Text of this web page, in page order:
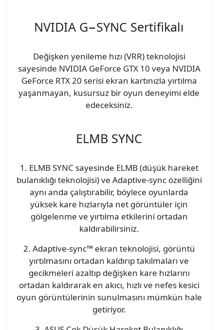
NVIDIA G−SYNC Sertifikalı
Değişken yenileme hızı (VRR) teknolojisi
sayesinde NVIDIA GeForce GTX 10 veya NVIDIA
GeForce RTX 20 serisi ekran kartınızla yırtılma
yaşanmayan, kusursuz bir oyun deneyimi elde
edeceksiniz.
ELMB SYNC
1. ELMB SYNC sayesinde ELMB (düşük hareket
bulanıklığı teknolojisi) ve Adaptive-sync özelliğini
aynı anda çalıştırabilir, böylece oyunlarda
yüksek kare hızlarıyla net görüntüler için
gölgelenme ve yırtılma etkilerini ortadan
kaldırabilirsiniz.
2. Adaptive-sync™ ekran teknolojisi, görüntü
yırtılmasını ortadan kaldırıp takılmaları ve
gecikmeleri azaltıp değişken kare hızlarını
ortadan kaldırarak en akıcı, hızlı ve nefes kesici
oyun görüntülerinin sunulmasını mümkün hale
getiriyor.